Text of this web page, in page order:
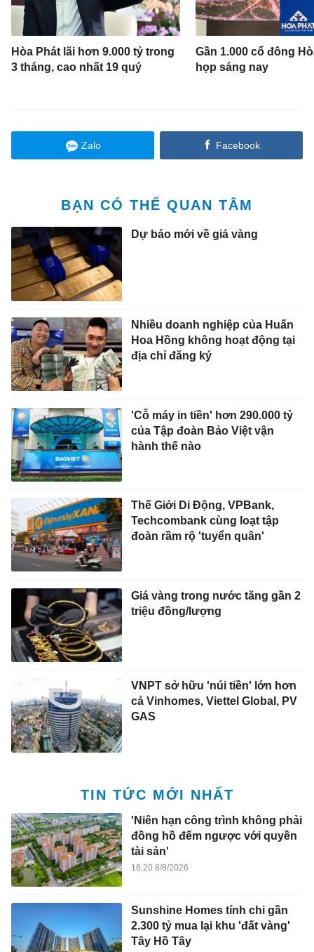
Hòa Phát lãi hơn 9.000 tỷ trong
3 tháng, cao nhất 19 quý
Gần 1.000 cổ đông
họp sáng nay
Zalo Facebook
BẠN CÓ THỂ QUAN TÂM
Dự báo mới về giá vàng
Nhiều doanh nghiệp của Huấn
Hoa Hồng không hoạt động tại
địa chỉ đăng ký
'Cỗ máy in tiền' hơn 290.000 tỷ
của Tập đoàn Bảo Việt vận
hành thế nào
Thế Giới Di Động, VPBank,
Techcombank cùng loạt tập
đoàn rầm rộ 'tuyển quân'
Giá vàng trong nước tăng gần 2
triệu đồng/lượng
VNPT sở hữu 'núi tiền' lớn hơn
cả Vinhomes, Viettel Global, PV
GAS
TIN TỨC MỚI NHẤT
'Niên hạn công trình không phải
đồng hồ đếm ngược với quyền
tài sản'
16:20 8/8/2026
Sunshine Homes tính chi gần
2.300 tỷ mua lại khu 'đất vàng'
Tây Hồ Tây